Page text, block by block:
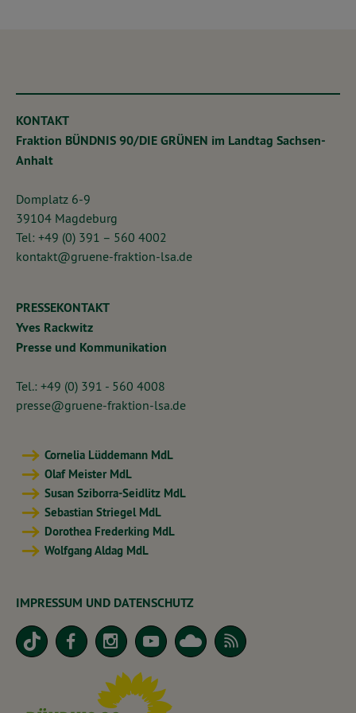
KONTAKT
Fraktion BÜNDNIS 90/DIE GRÜNEN im Landtag Sachsen-
Anhalt
Domplatz 6-9
39104 Magdeburg
Tel: +49 (0) 391 – 560 4002
kontakt@gruene-fraktion-lsa.de
PRESSEKONTAKT
Yves Rackwitz
Presse und Kommunikation
Tel.: +49 (0) 391 - 560 4008
presse@gruene-fraktion-lsa.de
Cornelia Lüddemann MdL
Olaf Meister MdL
Susan Sziborra-Seidlitz MdL
Sebastian Striegel MdL
Dorothea Frederking MdL
Wolfgang Aldag MdL
IMPRESSUM UND DATENSCHUTZ